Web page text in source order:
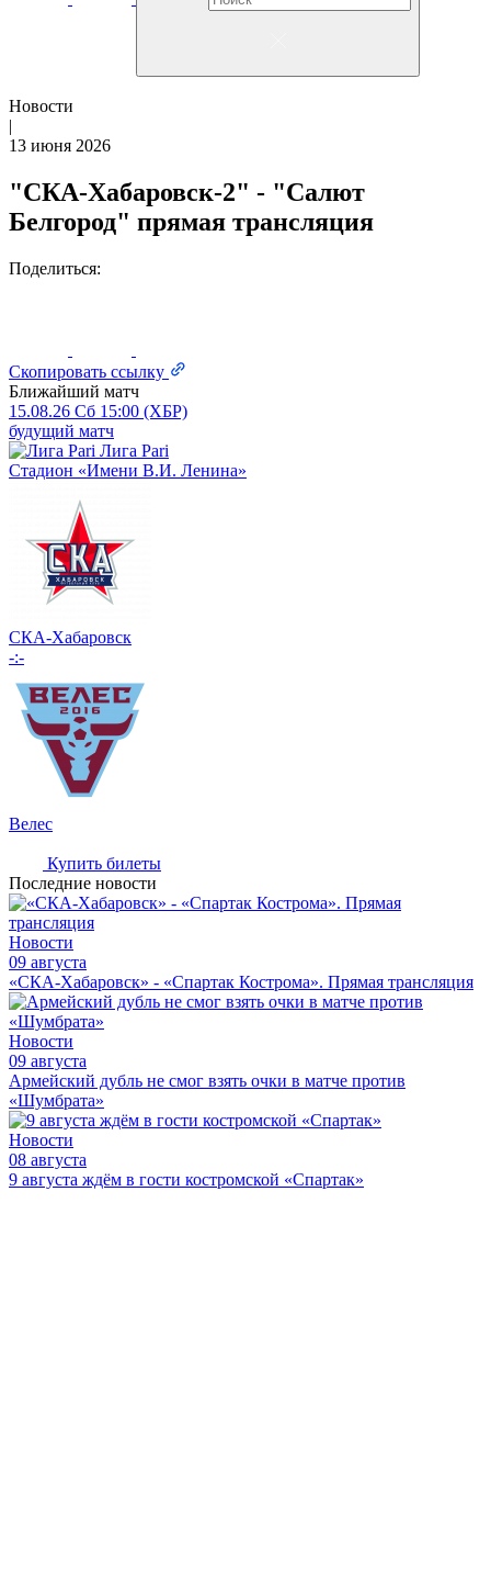
Новости
|
13 июня 2026
"СКА-Хабаровск-2" - "Салют
Белгород" прямая трансляция
Поделиться:
Скопировать ссылку
Ближайший матч
15.08.26 Сб 15:00 (ХБР)
будущий матч
Лига Pari
Стадион «Имени В.И. Ленина»
СКА-Хабаровск
-:-
Велес
Купить билеты
Последние новости
Новости
09 августа
«СКА-Хабаровск» - «Спартак Кострома». Прямая трансляция
Новости
09 августа
Армейский дубль не смог взять очки в матче против
«Шумбрата»
Новости
08 августа
9 августа ждём в гости костромской «Спартак»